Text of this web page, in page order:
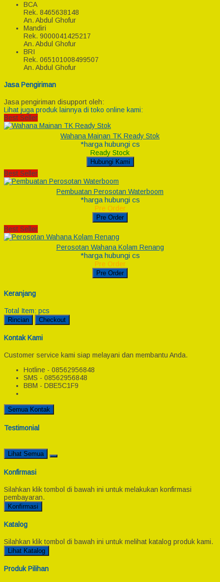
BCA
Rek. 8465638148
An. Abdul Ghofur
Mandiri
Rek. 9000041425217
An. Abdul Ghofur
BRI
Rek. 065101008499507
An. Abdul Ghofur
Jasa Pengiriman
Jasa pengiriman disupport oleh:
Lihat juga produk lainnya di toko online kami:
Best Seller
Wahana Mainan TK Ready Stok
*harga hubungi cs
Ready Stock
Hubungi Kami
Best Seller
Pembuatan Perosotan Waterboom
*harga hubungi cs
Pre Order
Pre Order
Best Seller
Perosotan Wahana Kolam Renang
*harga hubungi cs
Pre Order
Pre Order
Keranjang
Total Item: pcs
Rincian Checkout
Kontak Kami
Customer service kami siap melayani dan membantu Anda.
Hotline - 08562956848
SMS - 08562956848
BBM - DBE5C1F9
Semua Kontak
Testimonial
Lihat Semua
Konfirmasi
Silahkan klik tombol di bawah ini untuk melakukan konfirmasi
pembayaran.
Konfirmasi
Katalog
Silahkan klik tombol di bawah ini untuk melihat katalog produk kami.
Lihat Katalog
Produk Pilihan